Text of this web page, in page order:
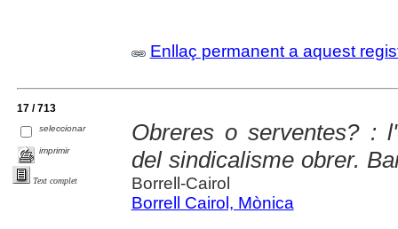
Enllaç permanent a aquest
17 / 713
seleccionar
imprimir
Text complet
Obreres o serventes? :
del sindicalisme obrer.
Borrell-Cairol
Borrell Cairol, Mònica